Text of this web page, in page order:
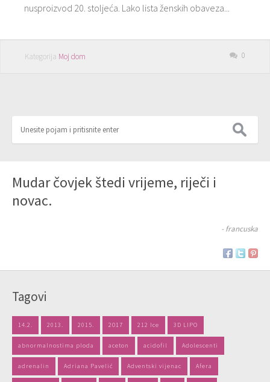
nusproizvod 20. stoljeća. Lako lista ženskih obaveza...
Kategorija Moj dom 0
Mudar čovjek štedi vrijeme, riječi i
novac.
- francuska
Tagovi
14.2. 2013. 2015. 2017 212 Ice 3D LIPO
abnormalnostima ploda aceton acidofil Adolescenti
adrenalin Adriana Pavelić Adventski vijenac Afera